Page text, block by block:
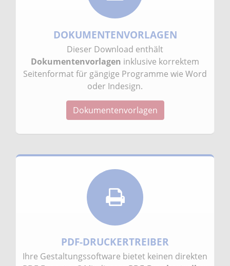
DOKUMENTENVORLAGEN
Dieser Download enthält
Dokumentenvorlagen inklusive korrektem
Seitenformat für gängige Programme wie Word
oder Indesign.
Dokumentenvorlagen
PDF-DRUCKERTREIBER
Ihre Gestaltungssoftware bietet keinen direkten